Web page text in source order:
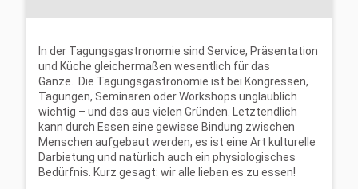
In der Tagungs­gastronomie sind Service, Präsentation
und Küche gleichermaßen wesentlich für das
Ganze. Die Tagungsgastronomie ist bei Kongressen,
Tagungen, Seminaren oder Workshops unglaublich
wichtig – und das aus vielen Gründen. Letztendlich
kann durch Essen eine gewisse Bindung zwischen
Menschen aufgebaut werden, es ist eine Art kulturelle
Darbietung und natürlich auch ein physiologisches
Bedürfnis. Kurz gesagt: wir alle lieben es zu essen!